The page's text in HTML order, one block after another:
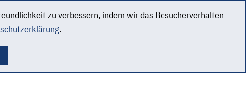
zu verbessern, indem wir das Besucherverhalten
.